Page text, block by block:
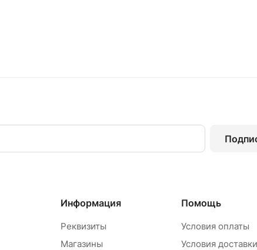
Информация
Реквизиты
Магазины
Помощь
Условия оплаты
Условия доставки